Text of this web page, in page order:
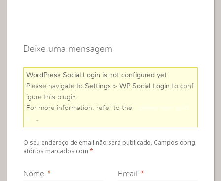
Deixe uma mensagem
WordPress Social Login is not configured yet
Please navigate to Settings > WP Social Login to conf
igure this plugin.
For more information, refer to the
online user guid
e
O seu endereço de email não será publicado. Campos obrig
atórios marcados com*
Nome * Email *